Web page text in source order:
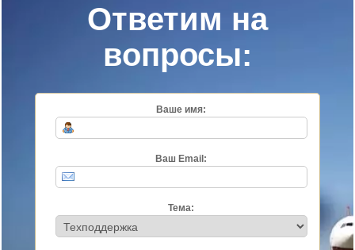
Ответим на
вопросы:
Ваше имя:
Ваш Email:
Тема: